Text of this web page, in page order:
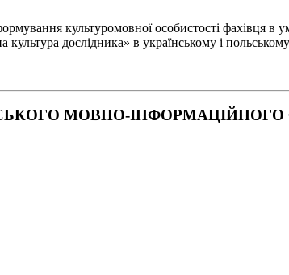
культуромовної особистості фахівця в
культура дослідника» в українському і
МОВНО-ІНФОРМАЦІЙНОГО